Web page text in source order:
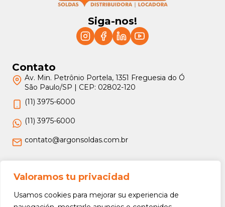
Valoramos tu privacidad
Usamos cookies para mejorar su experiencia de
Siga-nos!
Contato
Av. Min. Petrônio Portela, 1351 Freguesia do Ó
São Paulo/SP | CEP: 02802-120
(11) 3975-6000
(11) 3975-6000
contato@argonsoldas.com.br
Jurídico
Termos e Condições
Política de Privacidade